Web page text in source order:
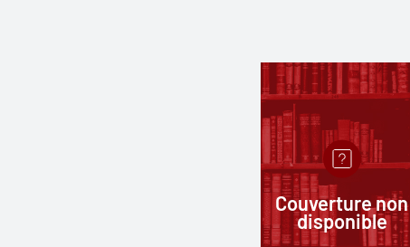
Couverture non
disponible